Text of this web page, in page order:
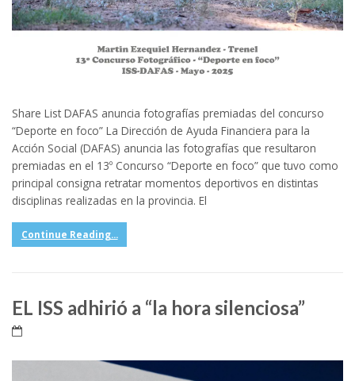
Share List DAFAS anuncia fotografías premiadas del concurso
“Deporte en foco” La Dirección de Ayuda Financiera para la
Acción Social (DAFAS) anuncia las fotografías que resultaron
premiadas en el 13º Concurso “Deporte en foco” que tuvo como
principal consigna retratar momentos deportivos en distintas
disciplinas realizadas en la provincia. El
Continue Reading...
EL ISS adhirió a “la hora silenciosa”